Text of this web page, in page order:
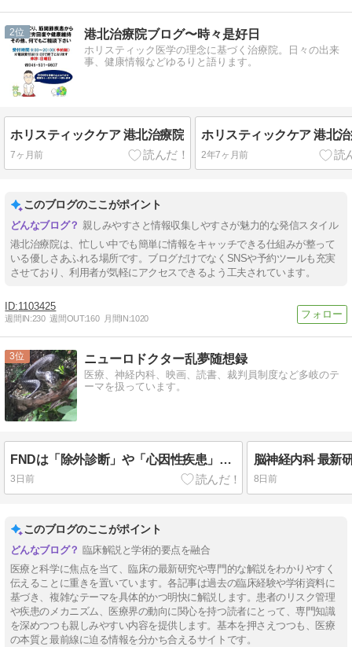
2 港北治療院ブログ〜時々是好日
ホリスティック医学の理念に基づく治療院。日々の出来
事、健康情報などゆるりと語ります。
ホリスティックケア 港北治療院
7ヶ月前
ホリスティックケア 港北
2年7ヶ月前
このブログのここがポイント
親しみやすさと情報収集しやすさが魅力的な発信スタイル
港北治療院は、忙しい中でも簡単に情報をキャッチできる仕組みが整って
いる優しさあふれる場所です。ブログだけでなくSNSや予約ツールも充実
させており、利用者が気軽にアクセスできるよう工夫されています。
1103425
週間IN:230 週間OUT:160 月間IN:1020
3 ニューロドクター乱夢随想録
医療、神経内科、映画、読書、裁判員制度など多岐のテ
ーマを扱っています。
FNDは「除外診断」や「心因性疾患」ではなく、神経内科で積極的に診断・説明・治療すべき慢性神経疾患であり、MSに匹敵、あるいは一部の転帰ではMSを上回る医療負担と予後不良を示す
3日前 8日前
このブログのここがポイント
臨床解説と学術的要点を融合
医療と科学に焦点を当て、臨床の最新研究や専門的な解説をわかりやすく
伝えることに重きを置いています。各記事は過去の臨床経験や学術資料に
基づき、複雑なテーマを具体的かつ明快に解説します。患者のリスク管理
や疾患のメカニズム、医療界の動向に関心を持つ読者にとって、専門知識
を深めつつも親しみやすい内容を提供します。基本を押さえつつも、医療
の本質と最前線に迫る情報を分かち合えるサイトです。